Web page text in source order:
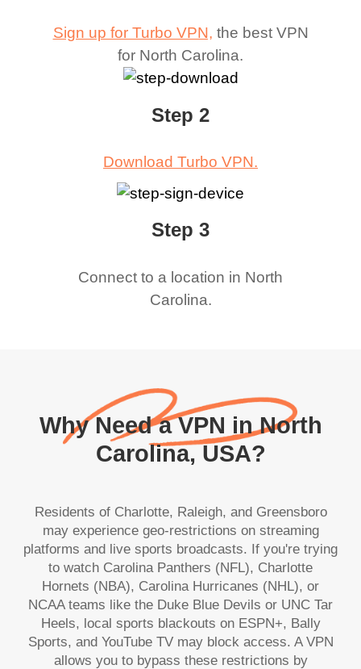
Sign up for Turbo VPN, the best VPN
for North Carolina.
Step 2
Download Turbo VPN.
Step 3
Connect to a location in North
Carolina.
Why Need a VPN in North
Carolina, USA?
Residents of Charlotte, Raleigh, and Greensboro
may experience geo-restrictions on streaming
platforms and live sports broadcasts. If you're trying
to watch Carolina Panthers (NFL), Charlotte
Hornets (NBA), Carolina Hurricanes (NHL), or
NCAA teams like the Duke Blue Devils or UNC Tar
Heels, local sports blackouts on ESPN+, Bally
Sports, and YouTube TV may block access. A VPN
allows you to bypass these restrictions by